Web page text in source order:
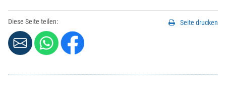
Diese Seite teilen: Seite drucken